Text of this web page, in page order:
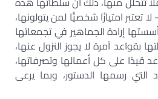
تعتبر امتيازًا شخصيًّا لمن يتولونها،
إرادة الجماهير في تجمعاتها
بقواعد آمرة لا يجوز النزول عنها،
قيدًا على كل أعمالها وتصرفاتها،
التي رسمها الدستور، وبما يرعى